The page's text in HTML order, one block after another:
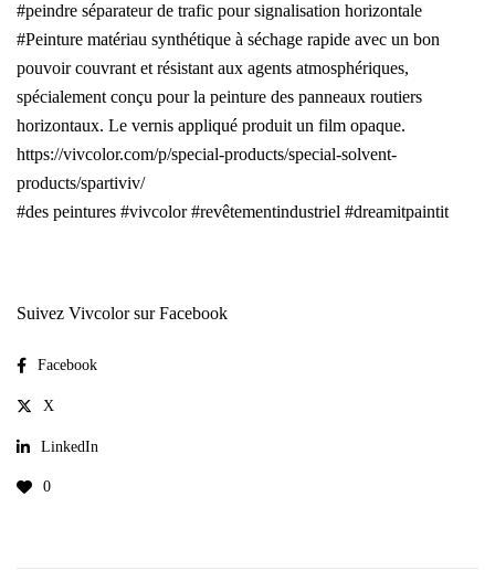
#peindre séparateur de trafic pour signalisation horizontale
#Peinture matériau synthétique à séchage rapide avec un bon
pouvoir couvrant et résistant aux agents atmosphériques,
spécialement conçu pour la peinture des panneaux routiers
horizontaux. Le vernis appliqué produit un film opaque.
https://vivcolor.com/p/special-products/special-solvent-
products/spartiviv/
#des peintures #vivcolor #revêtementindustriel #dreamitpaintit
Suivez Vivcolor sur Facebook
Facebook
X
LinkedIn
0